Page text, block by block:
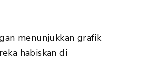
menunjukkan grafik
habiskan di